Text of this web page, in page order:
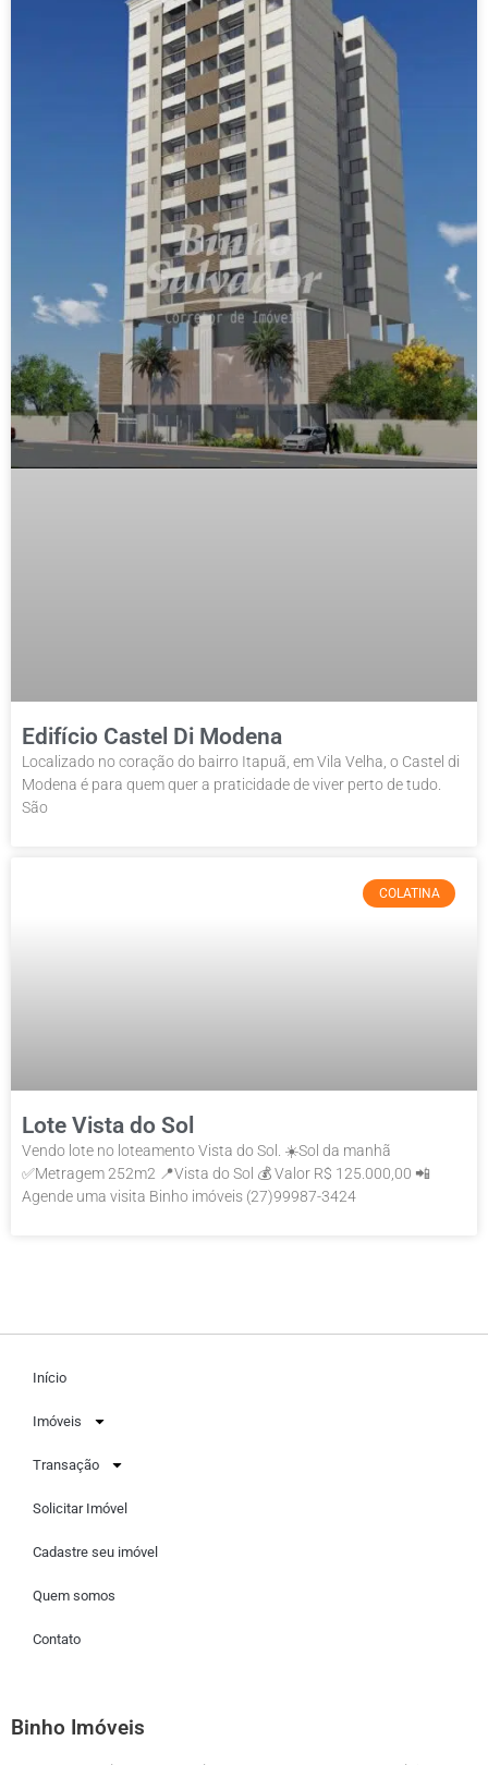
Edifício Castel Di Modena
Localizado no coração do bairro Itapuã, em Vila Velha, o Castel di
Modena é para quem quer a praticidade de viver perto de tudo.
São
COLATINA
Lote Vista do Sol
Vendo lote no loteamento Vista do Sol. ☀️Sol da manhã
✅Metragem 252m2 📍Vista do Sol 💰 Valor R$ 125.000,00 📲
Agende uma visita Binho imóveis (27)99987-3424
Início
Imóveis
Transação
Solicitar Imóvel
Cadastre seu imóvel
Quem somos
Contato
Binho Imóveis